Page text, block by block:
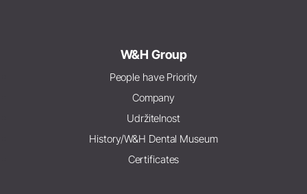
W&H Group
People have Priority
Company
Udržitelnost
History/W&H Dental Museum
Certificates